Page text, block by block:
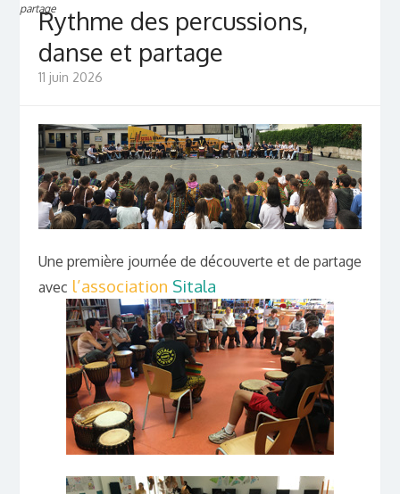
partageRythme des percussions,
danse et partage
11 juin 2026
Une première journée de découverte et de partage
avec l’association Sitala